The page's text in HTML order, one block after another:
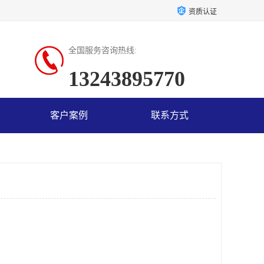
资质认证
全国服务咨询热线:
13243895770
客户案例 联系方式